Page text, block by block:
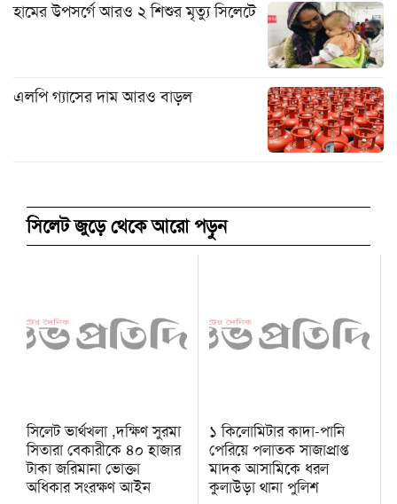
হামের উপসর্গে আরও ২ শিশুর মৃত্যু সিলেটে
এলপি গ্যাসের দাম আরও বাড়ল
সিলেট জুড়ে থেকে আরো পড়ুন
সিলেট ভার্থখলা ,দক্ষিণ সুরমা
সিতারা বেকারীকে ৪০ হাজার
টাকা জরিমানা ভোক্তা
অধিকার সংরক্ষণ আইন
১ কিলোমিটার কাদা-পানি
পেরিয়ে পলাতক সাজাপ্রাপ্ত
মাদক আসামিকে ধরল
কুলাউড়া থানা পুলিশ